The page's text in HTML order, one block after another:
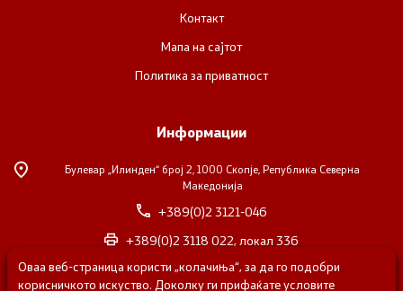
Контакт
Мапа на сајтот
Политика за приватност
Информации
Булевар „Илинден“ број 2, 1000 Скопје, Република Северна
Македонија
+389(0)2 3121-046
+389(0)2 3118 022, локал 336
nvosorabotka@gs.gov.mk
Оваа веб-страница користи „колачиња“, за да го подобри
корисничкото искуство. Доколку ги прифаќате условите